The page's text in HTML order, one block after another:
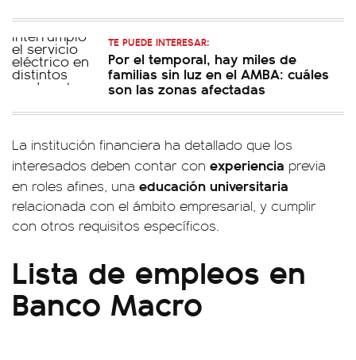
TE PUEDE INTERESAR:
Por el temporal, hay miles de
familias sin luz en el AMBA: cuáles
son las zonas afectadas
La institución financiera ha detallado que los
interesados deben contar con experiencia previa
en roles afines, una educación universitaria
relacionada con el ámbito empresarial, y cumplir
con otros requisitos específicos.
Lista de empleos en
Banco Macro